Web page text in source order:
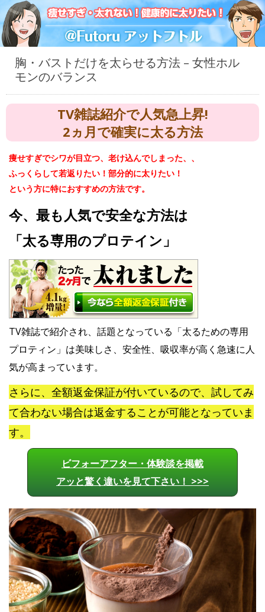
胸・バストだけを太らせる方法 – 女性ホル
モンのバランス
TV雑誌紹介で人気急上昇!
2ヵ月で確実に太る方法
痩せすぎでシワが目立つ、老け込んでしまった、、
ふっくらして若返りたい！部分的に太りたい！
という方に特におすすめの方法です。
今、最も人気で安全な方法は
「太る専用のプロテイン」
TV雑誌で紹介され、話題となっている「太るための専用
プロティン」は美味しさ、安全性、吸収率が高く急速に人
気が高まっています。
さらに、全額返金保証が付いているので、試してみ
て合わない場合は返金することが可能となっていま
す。
ビフォーアフター・体験談を掲載
アッと驚く違いを見て下さい！ >>>